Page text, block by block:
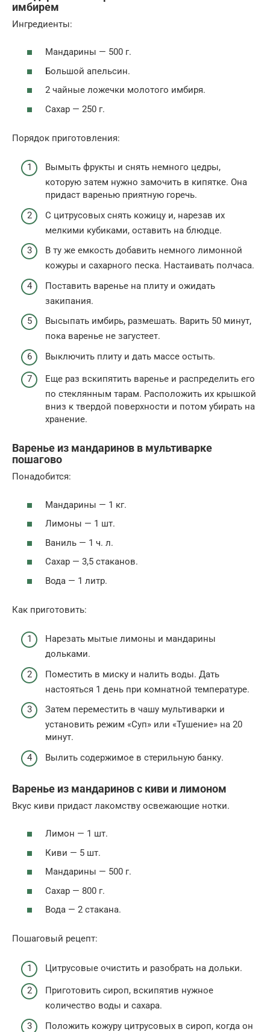
имбирем
Ингредиенты:
Мандарины — 500 г.
Большой апельсин.
2 чайные ложечки молотого имбиря.
Сахар — 250 г.
Порядок приготовления:
Вымыть фрукты и снять немного цедры,
которую затем нужно замочить в кипятке. Она
придаст варенью приятную горечь.
С цитрусовых снять кожицу и, нарезав их
мелкими кубиками, оставить на блюдце.
В ту же емкость добавить немного лимонной
кожуры и сахарного песка. Настаивать полчаса.
Поставить варенье на плиту и ожидать
закипания.
Высыпать имбирь, размешать. Варить 50 минут,
пока варенье не загустеет.
Выключить плиту и дать массе остыть.
Еще раз вскипятить варенье и распределить его
по стеклянным тарам. Расположить их крышкой
вниз к твердой поверхности и потом убирать на
хранение.
Варенье из мандаринов в мультиварке
пошагово
Понадобится:
Мандарины — 1 кг.
Лимоны — 1 шт.
Ваниль — 1 ч. л.
Сахар — 3,5 стаканов.
Вода — 1 литр.
Как приготовить:
Нарезать мытые лимоны и мандарины
дольками.
Поместить в миску и налить воды. Дать
настояться 1 день при комнатной температуре.
Затем переместить в чашу мультиварки и
установить режим «Суп» или «Тушение» на 20
минут.
Вылить содержимое в стерильную банку.
Варенье из мандаринов с киви и лимоном
Вкус киви придаст лакомству освежающие нотки.
Лимон — 1 шт.
Киви — 5 шт.
Мандарины — 500 г.
Сахар — 800 г.
Вода — 2 стакана.
Пошаговый рецепт:
Цитрусовые очистить и разобрать на дольки.
Приготовить сироп, вскипятив нужное
количество воды и сахара.
Положить кожуру цитрусовых в сироп, когда он